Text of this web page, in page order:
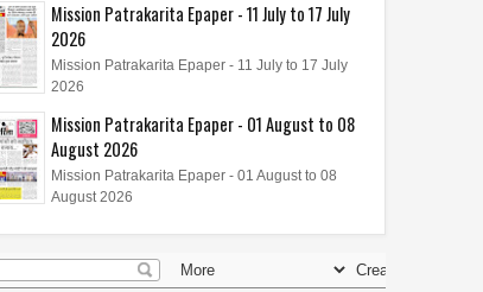
Mission Patrakarita Epaper - 11 July to 17 July
2026
Mission Patrakarita Epaper - 11 July to 17 July
2026
Mission Patrakarita Epaper - 01 August to 08
August 2026
Mission Patrakarita Epaper - 01 August to 08
August 2026